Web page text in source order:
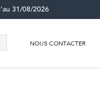
31/08/2026
NOUS CONTACTER